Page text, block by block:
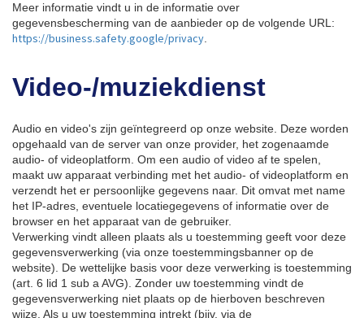
Meer informatie vindt u in de informatie over
gegevensbescherming van de aanbieder op de volgende URL:
https://business.safety.google/privacy.
Video-/muziekdienst
Audio en video's zijn geïntegreerd op onze website. Deze worden
opgehaald van de server van onze provider, het zogenaamde
audio- of videoplatform. Om een audio of video af te spelen,
maakt uw apparaat verbinding met het audio- of videoplatform en
verzendt het er persoonlijke gegevens naar. Dit omvat met name
het IP-adres, eventuele locatiegegevens of informatie over de
browser en het apparaat van de gebruiker.
Verwerking vindt alleen plaats als u toestemming geeft voor deze
gegevensverwerking (via onze toestemmingsbanner op de
website). De wettelijke basis voor deze verwerking is toestemming
(art. 6 lid 1 sub a AVG). Zonder uw toestemming vindt de
gegevensverwerking niet plaats op de hierboven beschreven
wijze. Als u uw toestemming intrekt (bijv. via de